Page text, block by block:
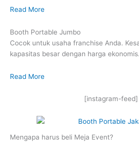
Read More
Booth Portable Jumbo
Cocok untuk usaha franchise Anda.
kapasitas besar dengan harga ekonomis.
Read More
[instagram-feed]
Mengapa harus beli Meja Event?